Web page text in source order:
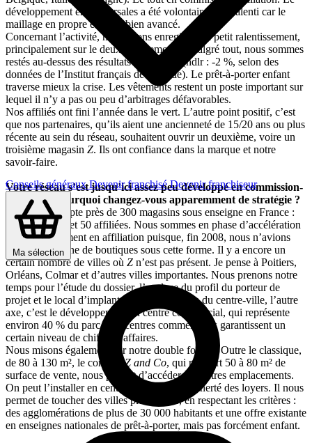
Conseils générauxDevenir franchiséDevenir franchiseur
Ma sélection
développement en succursales a été volontairement ralenti car le
maillage en propre est déjà bien avancé.
Concernant l’activité, nous avons enregistré un petit ralentissement,
principalement sur le deuxième semestre. Malgré tout, nous sommes
restés au-dessus des résultats du marché (ndlr : -2 %, selon des
données de l’Institut français de la mode). Le prêt-à-porter enfant
traverse mieux la crise. Les vêtements restent un poste important sur
lequel il n’y a pas ou peu d’arbitrages défavorables.
Nos affiliés ont fini l’année dans le vert. L’autre point positif, c’est
que nos partenaires, qu’ils aient une ancienneté de 15/20 ans ou plus
récente au sein du réseau, souhaitent ouvrir un deuxième, voire un
troisième magasin Z. Ils ont confiance dans la marque et notre
savoir-faire.
Votre réseau s’est jusqu’ici assez peu développé en commission-
affiliation. Pourquoi changez-vous apparemment de stratégie ?
Le réseau compte près de 300 magasins sous enseigne en France :
250 en propre et 50 affiliées. Nous sommes en phase d’accélération
du développement en affiliation puisque, fin 2008, nous n’avions
qu’une vingtaine de boutiques sous cette forme. Il y a encore un
certain nombre de villes où Z n’est pas présent. Je pense à Poitiers,
Orléans, Colmar et d’autres villes importantes. Nous prenons notre
temps pour l’étude du dossier, l’analyse du profil du porteur de
projet et le local d’implantation. En parallèle du centre-ville, l’autre
axe, c’est le développement en centre commercial, qui représente
environ 40 % du parc. Les centres commerciaux garantissent un
certain niveau de chiffre d’affaires.
Nous misons également sur notre double format. Outre le classique,
de 80 à 130 m², le conceptZ and Co, qui requiert 50 à 80 m² de
surface de vente, nous permet d’accéder à d’autres emplacements.
On peut l’installer en centre-ville malgré la cherté des loyers. Il nous
permet de toucher des villes plus petites, en respectant les critères :
des agglomérations de plus de 30 000 habitants et une offre existante
en enseignes nationales de prêt-à-porter, mais pas forcément enfant.